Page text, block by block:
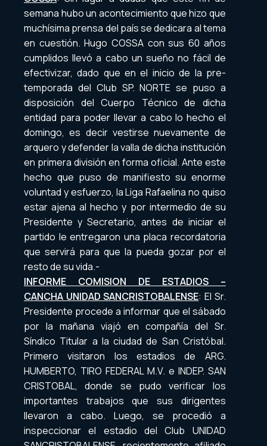
semana hubo un acontecimiento que hizo que
muchísima prensa del país se dedicara al tema
en cuestión. Hugo COSSA con sus 60 años
cumplidos llevó a cabo un sueño no fácil de
efectivizar, dado que en el inicio de la pre-
temporada del Club SP. NORTE se puso a
disposición del Cuerpo Técnico de dicha
entidad para poder llevar a cabo lo hecho el
domingo, es decir vestirse nuevamente de
arquero y defender la valla de dicha institución
en primera división en forma oficial. Ante este
hecho que puso de manifiesto su enorme
voluntad y esfuerzo, la Liga Rafaelina no quiso
estar ajena al hecho y por intermedio de su
Presidente y Secretario, antes de iniciar el
partido le entregaron una placa recordatoria
que servirá para que la pueda gozar por el
resto de su vida.-
INFORME COMISION DE ESTADIOS –
CANCHA UNIDAD SANCRISTOBALENSE: El Sr.
Presidente procede a informar que el sábado
por la mañana viajó en compañía del Sr.
Síndico Titular a la ciudad de San Cristóbal.
Primero visitaron los estadios de ARG.
HUMBERTO, TIRO FEDERAL M.V. e INDEP. SAN
CRISTOBAL, donde se pudo verificar los
importantes trabajos que sus dirigentes
llevaron a cabo. Luego, se procedió a
inspeccionar el estadio del Club UNIDAD